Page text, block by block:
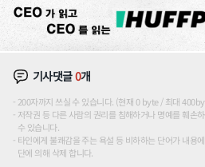
기사댓글0개
200자까지 쓰실 수 있습니다. (현재 0 byte / 최대
저작권 등 다른 사람의 권리를 침해하거나 명예를 훼손
수 있습니다.
타인에게 불쾌감을 주는 욕설 등 비하하는 단어가 내용
단에 의해 삭제 합니다.